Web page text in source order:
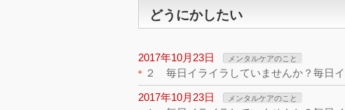
どうにかしたい
2017年10月23日 メンタルケアのこと
２ 毎日イライラしていませんか？毎日
2017年10月23日 メンタルケアのこと